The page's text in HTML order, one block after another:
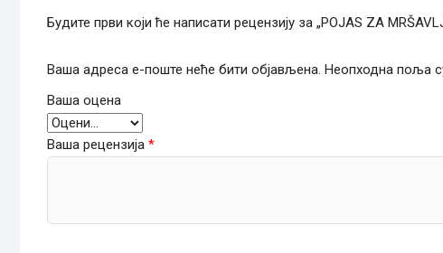
Будите први који ће написати рецензију за „POJAS ZA
Ваша адреса е-поште неће бити објављена. Неопходна поља
Ваша оцена
Ваша рецензија *